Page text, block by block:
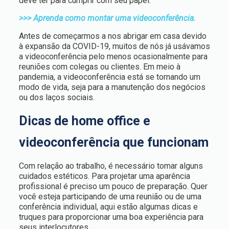
>>> Aprenda como montar uma videoconferência.
Antes de começarmos a nos abrigar em casa devido
à expansão da COVID-19, muitos de nós já usávamos
a videoconferência pelo menos ocasionalmente para
reuniões com colegas ou clientes. Em meio à
pandemia, a videoconferência está se tornando um
modo de vida, seja para a manutenção dos negócios
ou dos laços sociais.
Dicas de home office e
videoconferência que funcionam
Com relação ao trabalho, é necessário tomar alguns
cuidados estéticos. Para projetar uma aparência
profissional é preciso um pouco de preparação. Quer
você esteja participando de uma reunião ou de uma
conferência individual, aqui estão algumas dicas e
truques para proporcionar uma boa experiência para